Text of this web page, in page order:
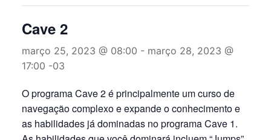
Cave 2
março 25, 2023 @ 08:00 - março 28, 2023 @
17:00 -03
O programa Cave 2 é principalmente um curso de
navegação complexo e expande o conhecimento e
as habilidades já dominadas no programa Cave 1.